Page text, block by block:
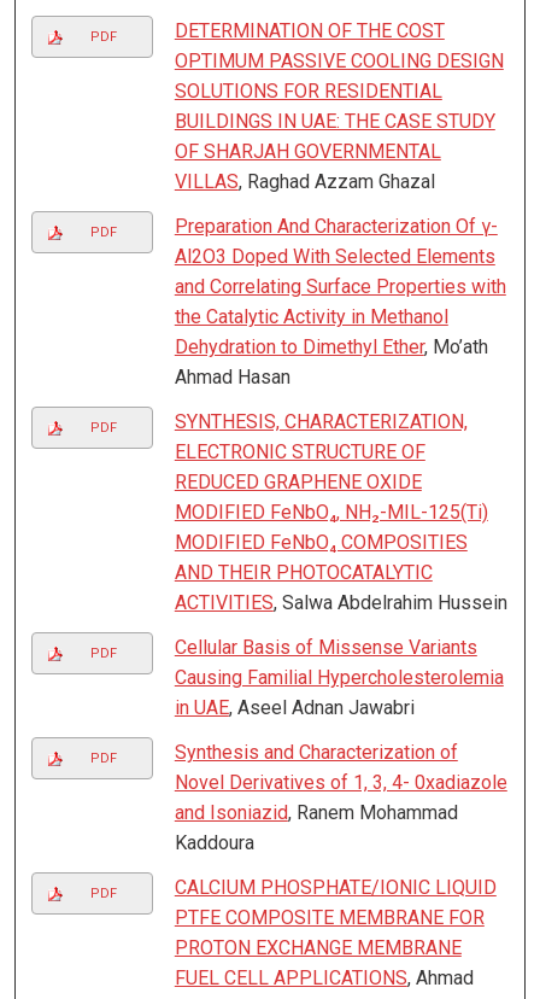
PDF
DETERMINATION OF THE COST
OPTIMUM PASSIVE COOLING DESIGN
SOLUTIONS FOR RESIDENTIAL
BUILDINGS IN UAE: THE CASE STUDY
OF SHARJAH GOVERNMENTAL
VILLAS, Raghad Azzam Ghazal
PDF
Preparation And Characterization Of γ-
Al2O3 Doped With Selected Elements
and Correlating Surface Properties with
the Catalytic Activity in Methanol
Dehydration to Dimethyl Ether, Mo’ath
Ahmad Hasan
PDF
SYNTHESIS, CHARACTERIZATION,
ELECTRONIC STRUCTURE OF
REDUCED GRAPHENE OXIDE
MODIFIED FeNbO₄, NH₂-MIL-125(Ti)
MODIFIED FeNbO₄ COMPOSITIES
AND THEIR PHOTOCATALYTIC
ACTIVITIES, Salwa Abdelrahim Hussein
PDF
Cellular Basis of Missense Variants
Causing Familial Hypercholesterolemia
in UAE, Aseel Adnan Jawabri
PDF
Synthesis and Characterization of
Novel Derivatives of 1, 3, 4- 0xadiazole
and Isoniazid, Ranem Mohammad
Kaddoura
PDF
CALCIUM PHOSPHATE/IONIC LIQUID
PTFE COMPOSITE MEMBRANE FOR
PROTON EXCHANGE MEMBRANE
FUEL CELL APPLICATIONS, Ahmad